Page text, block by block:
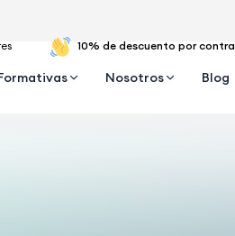
10% de descuento por
Nosotros Blog